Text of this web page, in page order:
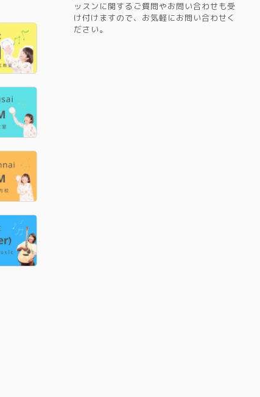
ッスンに関するご質問やお問い合わせも受
け付けますので、お気軽にお問い合わせく
ださい。